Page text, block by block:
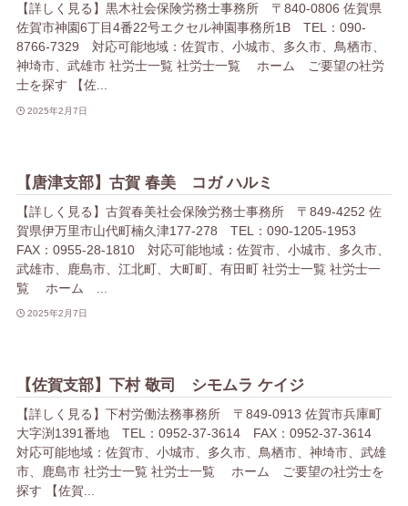
【詳しく見る】黒木社会保険労務士事務所 〒840-0806 佐賀県
佐賀市神園6丁目4番22号エクセル神園事務所1B TEL：090-
8766-7329 対応可能地域：佐賀市、小城市、多久市、鳥栖市、
神埼市、武雄市 社労士一覧 社労士一覧 ホーム ご要望の社労
士を探す 【佐...
2025年2月7日
【唐津支部】古賀 春美 コガ ハルミ
【詳しく見る】古賀春美社会保険労務士事務所 〒849-4252 佐
賀県伊万里市山代町楠久津177-278 TEL：090-1205-1953
FAX：0955-28-1810 対応可能地域：佐賀市、小城市、多久市、
武雄市、鹿島市、江北町、大町町、有田町 社労士一覧 社労士一
覧 ホーム ...
2025年2月7日
【佐賀支部】下村 敬司 シモムラ ケイジ
【詳しく見る】下村労働法務事務所 〒849-0913 佐賀市兵庫町
大字渕1391番地 TEL：0952-37-3614 FAX：0952-37-3614
対応可能地域：佐賀市、小城市、多久市、鳥栖市、神埼市、武雄
市、鹿島市 社労士一覧 社労士一覧 ホーム ご要望の社労士を
探す 【佐賀...